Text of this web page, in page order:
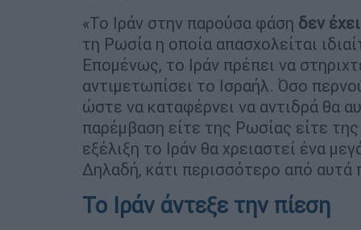
«Το Ιράν στην παρούσα φάση δεν
τη Ρωσία η οποία απασχολείται
Επομένως, το Ιράν πρέπει να
αντιμετωπίσει το Ισραήλ. Όσο
ώστε να καταφέρνει να αντιδρά θα
παρέμβαση είτε της Ρωσίας είτε
εξέλιξη το Ιράν θα χρειαστεί ένα
Δηλαδή, κάτι περισσότερο από αυτά
Το Ιράν άντεξε την πίεση